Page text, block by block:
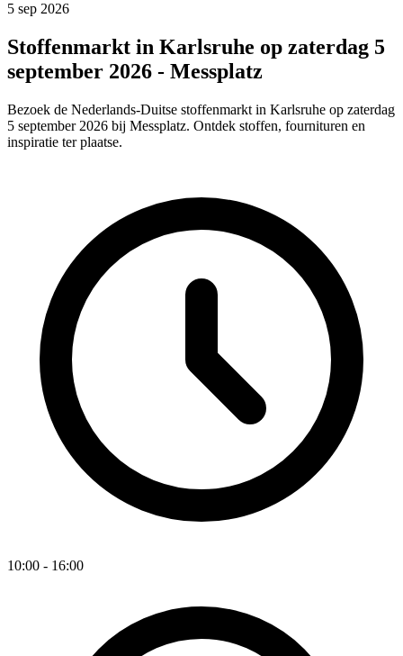
5 sep 2026
Stoffenmarkt in Karlsruhe op zaterdag 5
september 2026 - Messplatz
Bezoek de Nederlands-Duitse stoffenmarkt in Karlsruhe op zaterdag
5 september 2026 bij Messplatz. Ontdek stoffen, fournituren en
inspiratie ter plaatse.
10:00 - 16:00